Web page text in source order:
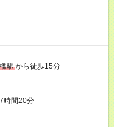
駅から徒歩15分
時間20分